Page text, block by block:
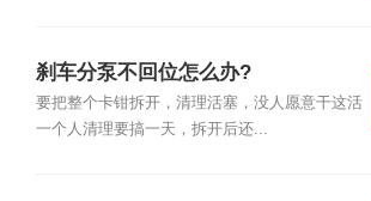
刹车分泵不回位怎么办?
要把整个卡钳拆开，清理活塞，没人愿意干这活
一个人清理要搞一天，拆开后还...